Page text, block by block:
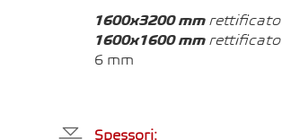
1600x3200 mm rettificato
1600x1600 mm rettificato
6 mm
Spessori: